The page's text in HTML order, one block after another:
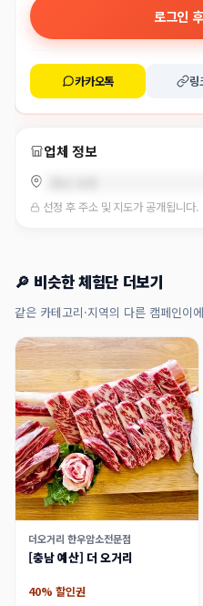
로그인
카카오톡 링
업체 정보
선정 후 주소 및 지도가 공개됩니다.
🔎 비슷한 체험단 더보기
같은 카테고리·지역의 다른 캠페인이
더오거리 한우암소전문점
[충남 예산] 더 오거리
40% 할인권